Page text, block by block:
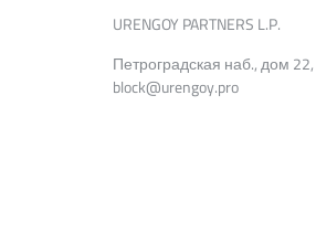
URENGOY PARTNERS L.P.
Петроградская наб., дом
block@urengoy.pro